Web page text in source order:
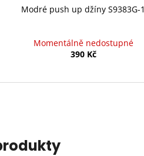
Modré push up džíny S9383G-1
Momentálně nedostupné
390 Kč